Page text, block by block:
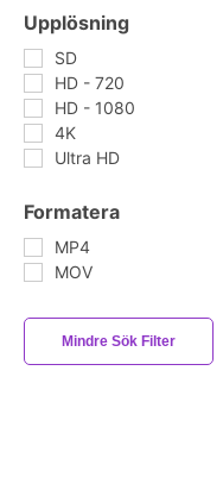
Upplösning
SD
HD - 720
HD - 1080
4K
Ultra HD
Formatera
MP4
MOV
Mindre Sök Filter